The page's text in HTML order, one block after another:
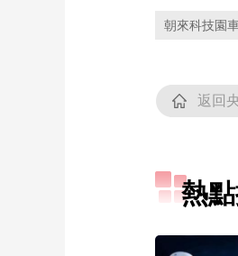
朝來科技園
返回
熱